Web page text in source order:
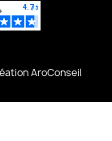
AroConseil